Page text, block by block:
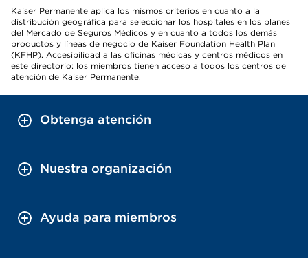
Kaiser Permanente aplica los mismos criterios en cuanto a la
distribución geográfica para seleccionar los hospitales en los planes
del Mercado de Seguros Médicos y en cuanto a todos los demás
productos y líneas de negocio de Kaiser Foundation Health Plan
(KFHP). Accesibilidad a las oficinas médicas y centros médicos en
este directorio: los miembros tienen acceso a todos los centros de
atención de Kaiser Permanente.
Obtenga atención
Nuestra organización
Ayuda para miembros